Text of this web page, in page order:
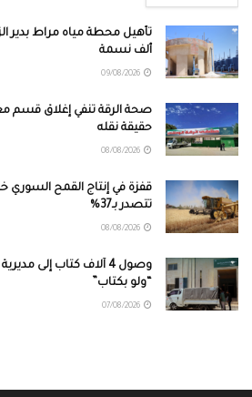
ألف نسمة
صحة الرقة تنفي إغلاق قسم
حقيقة نقله
تتصدر بـ37%
وصول 4 آلاف كتاب إلى
“ولو بكتاب”